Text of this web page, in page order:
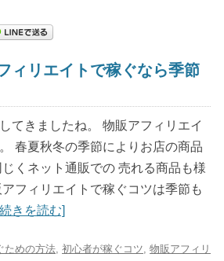
ィリエイトで稼ぐなら季節
てきましたね。 物販アフィリエイ
春夏秋冬の季節によりお店の商品
くネット通販での 売れる商品も様
フィリエイトで稼ぐコツは季節も
きを読む]
ための方法, 初心者が稼ぐコツ, 物販アフィリ